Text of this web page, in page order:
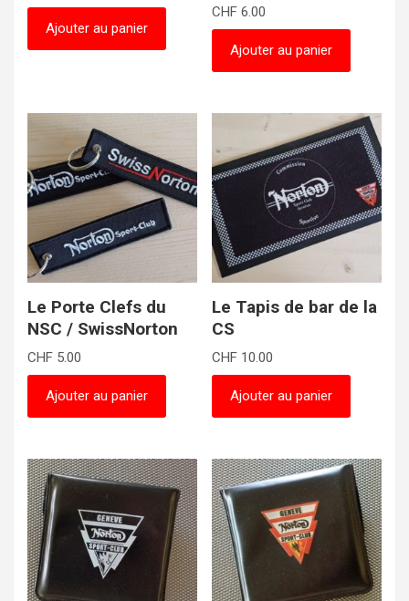
Ajouter au panier
CHF6.00
Ajouter au panier
Le Porte Clefs du
NSC / SwissNorton
CHF 5.00
Ajouter au panier
Le Tapis de bar de la
CS
CHF10.00
Ajouter au panier